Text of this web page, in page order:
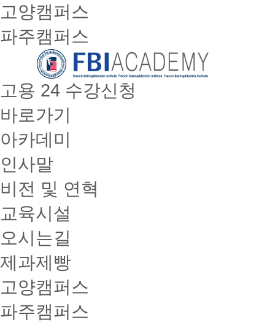
고양캠퍼스
파주캠퍼스
고용 24 수강신청
바로가기
아카데미
인사말
비전 및 연혁
교육시설
오시는길
제과제빵
고양캠퍼스
파주캠퍼스